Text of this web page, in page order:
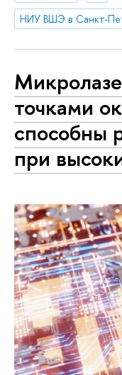
НИУ ВШЭ в Санкт-
точками
способны
при